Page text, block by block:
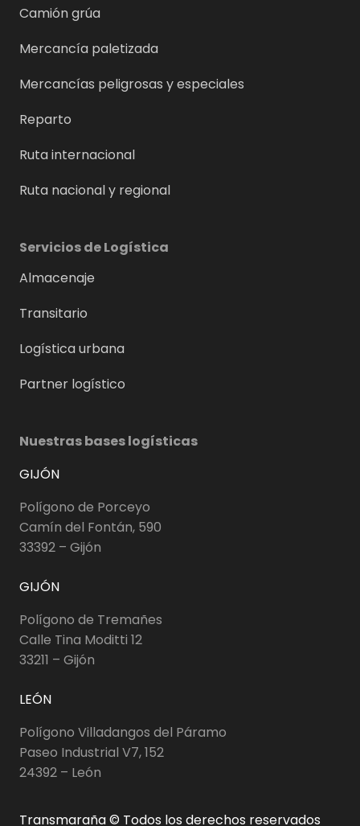
Camión grúa
Mercancía paletizada
Mercancías peligrosas y especiales
Reparto
Ruta internacional
Ruta nacional y regional
Servicios de Logística
Almacenaje
Transitario
Logística urbana
Partner logístico
Nuestras bases logísticas
GIJÓN
Polígono de Porceyo
Camín del Fontán, 590
33392 – Gijón
GIJÓN
Polígono de Tremañes
Calle Tina Moditti 12
33211 – Gijón
LEÓN
Polígono Villadangos del Páramo
Paseo Industrial V7, 152
24392 – León
Transmaraña © Todos los derechos reservados